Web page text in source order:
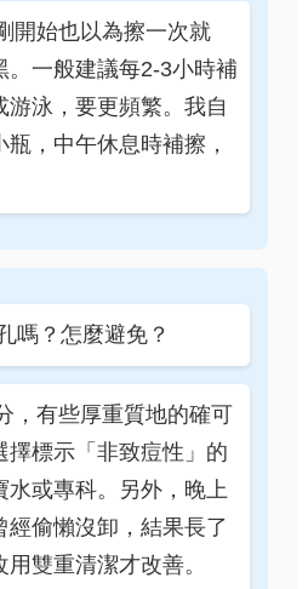
開始也以為擦一次就
。一般建議每2-3小時補
游泳，要更頻繁。我自
，中午休息時補擦，
嗎？怎麼避免？
，有些厚重質地的確可
擇標示「非致痘性」的
水或專科。另外，晚上
經偷懶沒卸，結果長了
雙重清潔才改善。